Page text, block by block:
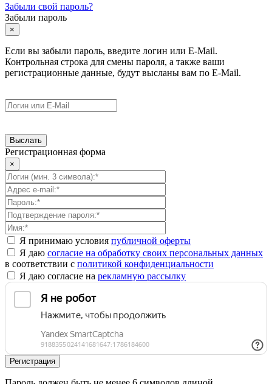
Забыли свой пароль?
Забыли пароль
×
Если вы забыли пароль, введите логин или E-Mail.
Контрольная строка для смены пароля, а также ваши
регистрационные данные, будут высланы вам по E-Mail.
Регистрационная форма
×
Я принимаю условия публичной оферты
Я даю согласие на обработку своих персональных данных
в соответствии с политикой конфиденциальности
Я даю согласие на рекламную рассылку